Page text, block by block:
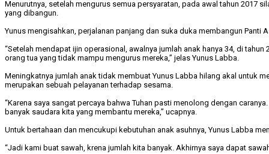
Menurutnya, setelah mengurus semua persyaratan, pada awal tahun 2017
yang dibangun.
Yunus mengisahkan, perjalanan panjang dan suka duka membangun
“Setelah mendapat ijin operasional, awalnya jumlah anak hanya 34, di
orang tua yang tidak mampu mengurus mereka,” jelas Yunus Labba.
Meningkatnya jumlah anak tidak membuat Yunus Labba hilang akal untuk
merupakan sebuah pelayanan terhadap sesama.
“Karena saya sangat percaya bahwa Tuhan pasti menolong dengan
banyak saudara kita yang membantu mereka,” ucapnya.
Untuk bertahaan dan mencukupi kebutuhan anak asuhnya, Yunus Labba
“Jadi kami buat sawah, krena jumlah kita banyak. Akhirnya saya dapat